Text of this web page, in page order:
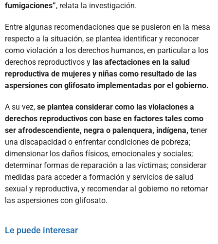
fumigaciones”, relata la investigación.
Entre algunas recomendaciones que se pusieron en la mesa
respecto a la situación, se plantea identificar y reconocer
como violación a los derechos humanos, en particular a los
derechos reproductivos y las afectaciones en la salud
reproductiva de mujeres y niñas como resultado de las
aspersiones con glifosato implementadas por el gobierno.
A su vez, se plantea considerar como las violaciones a
derechos reproductivos con base en factores tales como
ser afrodescendiente, negra o palenquera, indígena, tener
una discapacidad o enfrentar condiciones de pobreza;
dimensionar los daños físicos, emocionales y sociales;
determinar formas de reparación a las víctimas; considerar
medidas para acceder a formación y servicios de salud
sexual y reproductiva, y recomendar al gobierno no retomar
las aspersiones con glifosato.
Le puede interesar